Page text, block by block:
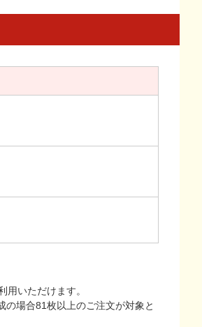
いただけます。
場合81枚以上のご注文が対象と